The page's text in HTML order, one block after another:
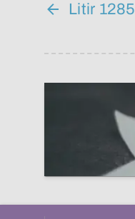
Litir 1285